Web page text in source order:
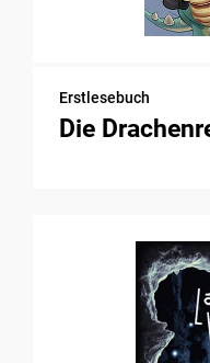
Erstlesebuch
Die